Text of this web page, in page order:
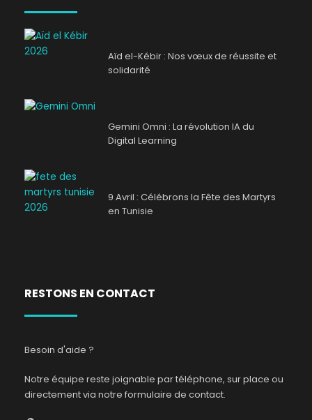
Aïd el-Kébir : Nos vœux de réussite et
solidarité
Gemini Omni : La révolution IA du
Digital Learning
9 Avril : Célébrons la Fête des Martyrs
en Tunisie
RESTONS EN CONTACT
Besoin d'aide ?
Notre équipe reste joignable par téléphone, sur place ou
directement via notre formulaire de contact.